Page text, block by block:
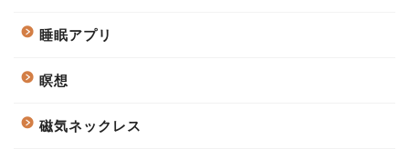
睡眠アプリ
瞑想
磁気ネックレス